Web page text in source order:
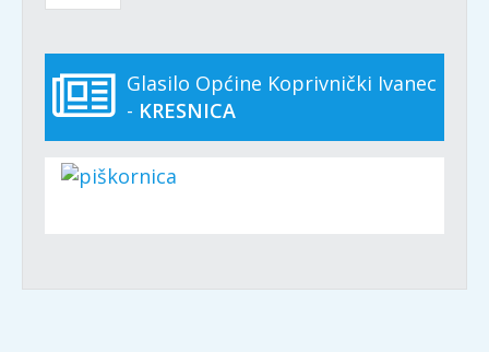
Glasilo Općine Koprivnički Ivanec
- KRESNICA